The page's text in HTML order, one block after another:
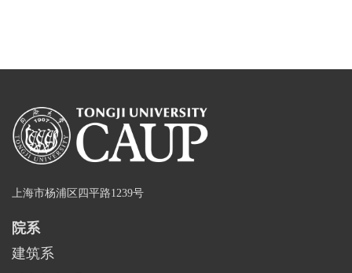
上海市杨浦区四平路1239号
院系
建筑系